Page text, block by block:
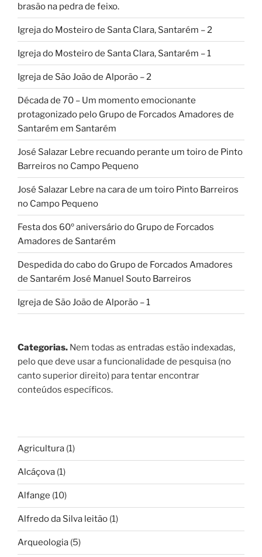
brasão na pedra de feixo.
Igreja do Mosteiro de Santa Clara, Santarém – 2
Igreja do Mosteiro de Santa Clara, Santarém – 1
Igreja de São João de Alporão – 2
Década de 70 – Um momento emocionante
protagonizado pelo Grupo de Forcados Amadores de
Santarém em Santarém
José Salazar Lebre recuando perante um toiro de Pinto
Barreiros no Campo Pequeno
José Salazar Lebre na cara de um toiro Pinto Barreiros
no Campo Pequeno
Festa dos 60º aniversário do Grupo de Forcados
Amadores de Santarém
Despedida do cabo do Grupo de Forcados Amadores
de Santarém José Manuel Souto Barreiros
Igreja de São João de Alporão – 1
Categorias. Nem todas as entradas estão indexadas,
pelo que deve usar a funcionalidade de pesquisa (no
canto superior direito) para tentar encontrar
conteúdos específicos.
Agricultura (1)
Alcáçova (1)
Alfange (10)
Alfredo da Silva leitão (1)
Arqueologia (5)